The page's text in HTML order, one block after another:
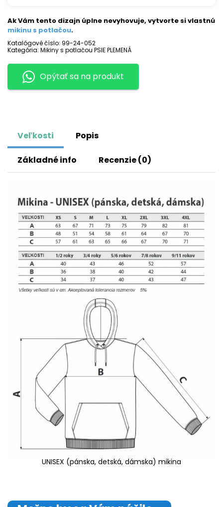
Ak Vám tento dizajn úplne nevyhovuje, vytvorte si vlastnú
mikinu s potlačou.
Katalógové číslo: 99-24-052
Kategória: Mikiny s potlačou PSIE PLEMENÁ
Opýtať sa na produkt
Veľkosti Popis
Základné info Recenzie (0)
UNISEX (pánska, detská, dámska) mikina